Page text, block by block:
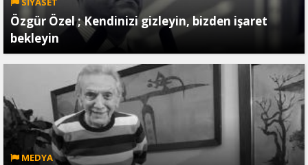
Özgür Özel ; Kendinizi gizleyin, bizden işaret
bekleyin
MEDYA